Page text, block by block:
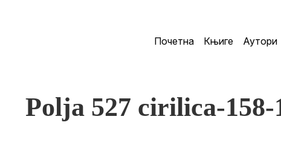
Почетна Књиге Аутори
Polja 527 cirilica-158-